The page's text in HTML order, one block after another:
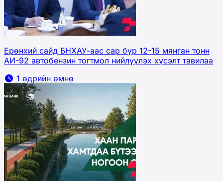
Ерөнхий сайд БНХАУ-аас сар бүр 12-15 мянган тонн
АИ-92 автобензин тогтмол нийлүүлэх хүсэлт тавилаа
1 өдрийн өмнө